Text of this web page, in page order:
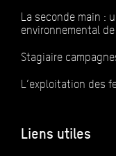
La seconde main :
environnemental
Stagiaire
L’exploitation des
Liens utiles